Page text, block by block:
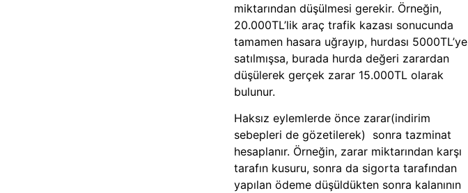
miktarından düşülmesi gerekir. Örneğin,
20.000TL’lik araç trafik kazası sonucunda
tamamen hasara uğrayıp, hurdası 5000TL’ye
satılmışsa, burada hurda değeri zarardan
düşülerek gerçek zarar 15.000TL olarak
bulunur.
Haksız eylemlerde önce zarar(indirim
sebepleri de gözetilerek) sonra tazminat
hesaplanır. Örneğin, zarar miktarından karşı
tarafın kusuru, sonra da sigorta tarafından
yapılan ödeme düşüldükten sonra kalanının